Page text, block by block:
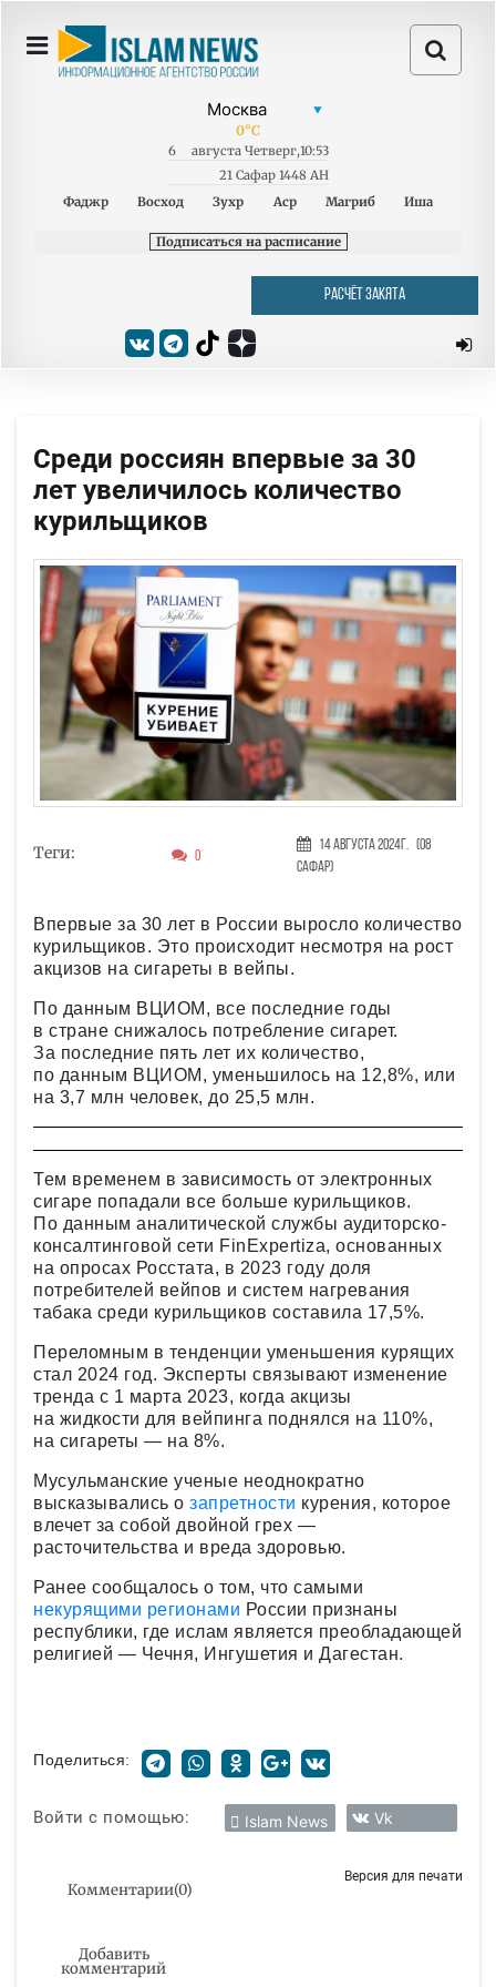
0°C
6 августа Четверг,10:53
21 Сафар 1448 AH
Фаджр
Восход Зухр Аср Магриб Иша
Подписаться на расписание
РАСЧЁТ ЗАКЯТА
Среди россиян впервые за 30
лет увеличилось количество
курильщиков
Теги: 0
14 Августа 2024г.
(08
Сафар)
Впервые за 30 лет в России выросло количество
курильщиков. Это происходит несмотря на рост
акцизов на сигареты в вейпы.
По данным ВЦИОМ, все последние годы
в стране снижалось потребление сигарет.
За последние пять лет их количество,
по данным ВЦИОМ, уменьшилось на 12,8%, или
на 3,7 млн человек, до 25,5 млн.
Тем временем в зависимость от электронных
сигаре попадали все больше курильщиков.
По данным аналитической службы аудиторско-
консалтинговой сети FinExpertiza, основанных
на опросах Росстата, в 2023 году доля
потребителей вейпов и систем нагревания
табака среди курильщиков составила 17,5%.
Переломным в тенденции уменьшения курящих
стал 2024 год. Эксперты связывают изменение
тренда с 1 марта 2023, когда акцизы
на жидкости для вейпинга поднялся на 110%,
на сигареты — на 8%.
Мусульманские ученые неоднократно
высказывались о запретности курения, которое
влечет за собой двойной грех —
расточительства и вреда здоровью.
Ранее сообщалось о том, что самыми
некурящими регионами России признаны
республики, где ислам является преобладающей
религией — Чечня, Ингушетия и Дагестан.
Поделиться:
Войти с помощью: Islam News Vk
Комментарии(0)
Версия для печати
Добавить
комментарий